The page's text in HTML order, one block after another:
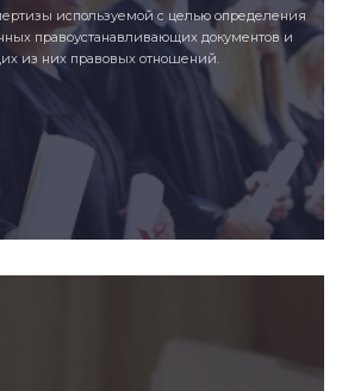
используемой с целью определения
правоустанавливающих документов и
из них правовых отношений.